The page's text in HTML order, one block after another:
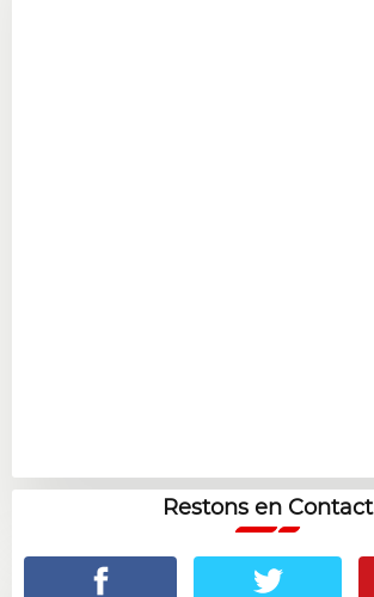
Restons en Contact